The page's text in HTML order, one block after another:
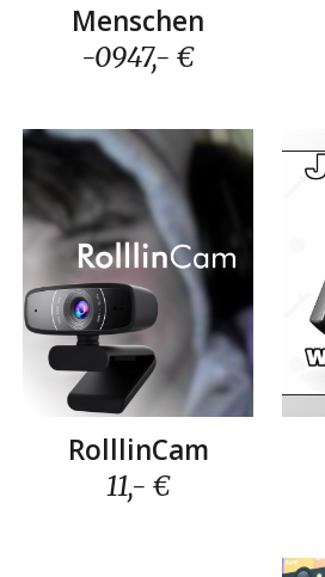
Menschen
-0947,- €
RolllinCam
11,- €